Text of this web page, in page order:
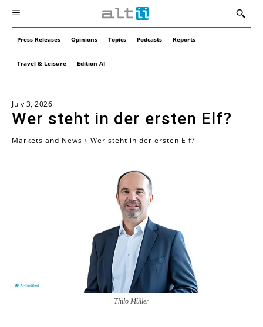
Press Releases Opinions Topics Podcasts Reports
Travel & Leisure Edition AI
July 3, 2026
Wer steht in der ersten Elf?
Markets and News Wer steht in der ersten Elf?
Thi­lo Mül­ler